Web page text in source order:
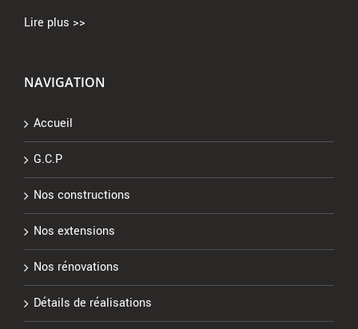
Lire plus >>
NAVIGATION
Accueil
G.C.P
Nos constructions
Nos extensions
Nos rénovations
Détails de réalisations